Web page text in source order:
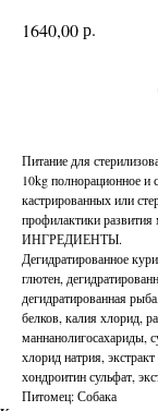
1640,00р.
Питание для
10kg полнорационное и
кастрированных или
профилактики
ИНГРЕДИЕНТЫ.
Дегидратированное
глютен,
дегидратированная
белков, калия хлорид,
маннанолигосахариды,
хлорид натрия,
хондроитин сульфат,
Питомец: Собака